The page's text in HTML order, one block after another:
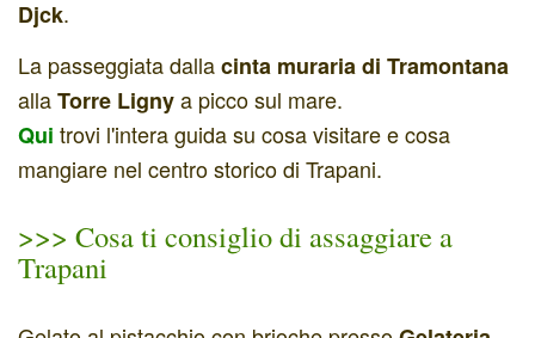
Djck.
La passeggiata dallacinta muraria di Tramontana
allaTorre Lignya picco sul mare.
Qui trovi l'intera guida su cosa visitare e cosa
mangiare nel centro storico di Trapani.
>>> Cosa ti consiglio di assaggiare a
Trapani